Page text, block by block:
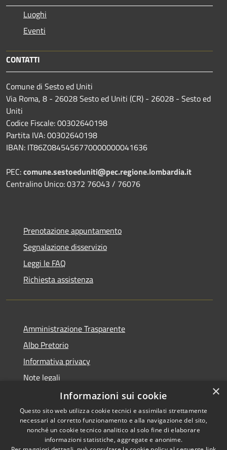
Luoghi
Eventi
CONTATTI
Comune di Sesto ed Uniti
Via Roma, 8 - 26028 Sesto ed Uniti (CR) - 26028 - Sesto ed
Uniti
Codice Fiscale: 00302640198
Partita IVA: 00302640198
IBAN: IT86Z0845456770000000041636
PEC:comune.sestoeduniti@pec.regione.lombardia.it
Centralino Unico: 0372 76043 / 76076
Prenotazione appuntamento
Segnalazione disservizio
Leggi le FAQ
Richiesta assistenza
Amministrazione Trasparente
Albo Pretorio
Informativa privacy
Note legali
Dichiarazione di accessibilità
RSS Copyright © 2026 • Comune di
×
Informazioni sui cookie
Questo sito web utilizza cookie tecnici e assimilati strettamente
necessari al corretto funzionamento e alla navigazione del sito,
nonché un cookie tecnico analitico al solo fine di elaborare
informazioni statistiche, aggregate e anonime.